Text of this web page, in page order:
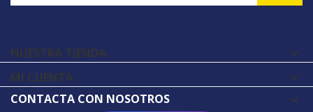
NUESTRA TIENDA 
MI CUENTA 
CONTACTA CON NOSOTROS